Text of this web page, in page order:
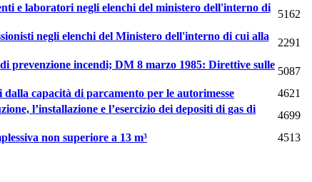
e laboratori negli elenchi del ministero dell'interno di
5162
negli elenchi del Ministero dell'interno di cui alla
2291
prevenzione incendi; DM 8 marzo 1985: Direttive sulle
5087
capacità di parcamento per le autorimesse
4621
l’installazione e l’esercizio dei depositi di gas di
4699
non superiore a 13 m³
4513